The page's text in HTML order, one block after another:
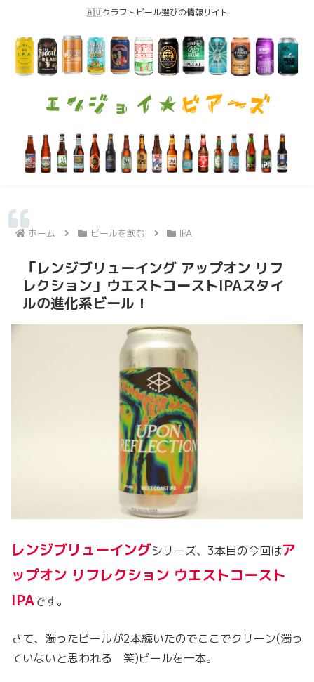
🇦🇺クラフトビール選びの情報サイト
ホーム ビールを飲む IPA
「レンジブリューイング アップオン リフ
レクション」ウエストコーストIPAスタイ
ルの進化系ビール！
レンジブリューイングシリーズ、3本目の今回はア
ップオン リフレクション ウエストコースト
IPAです。
さて、濁ったビールが2本続いたのでここでクリーン(濁っ
ていないと思われる 笑)ビールを一本。